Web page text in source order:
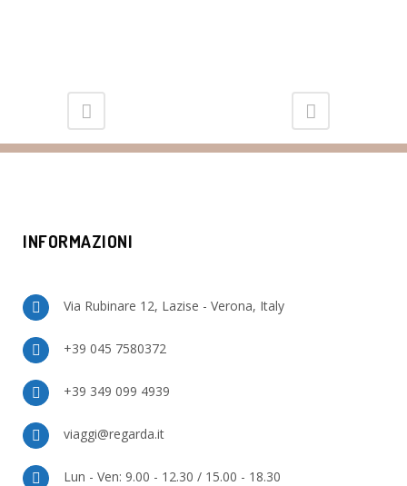
INFORMAZIONI
Via Rubinare 12, Lazise - Verona, Italy
+39 045 7580372
+39 349 099 4939
viaggi@regarda.it
Lun - Ven: 9.00 - 12.30 / 15.00 - 18.30